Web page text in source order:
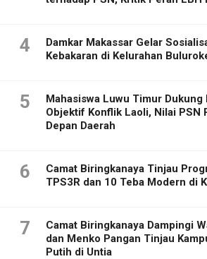
4
Damkar Makassar Gelar
Kebakaran di Kelurahan
5
Mahasiswa Luwu Timur Dukung
Objektif Konflik Laoli, Nilai PSN
Depan Daerah
6
Camat Biringkanaya Tinjau
TPS3R dan 10 Teba Modern di
7
Camat Biringkanaya Dampingi
dan Menko Pangan Tinjau
Putih di Untia